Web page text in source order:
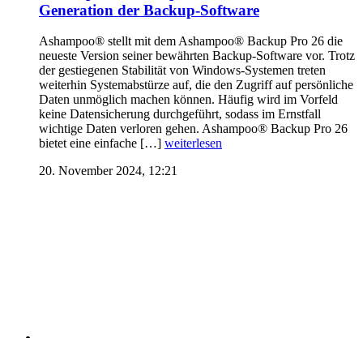
Generation der Backup-Software
Ashampoo® stellt mit dem Ashampoo® Backup Pro 26 die
neueste Version seiner bewährten Backup-Software vor. Trotz
der gestiegenen Stabilität von Windows-Systemen treten
weiterhin Systemabstürze auf, die den Zugriff auf persönliche
Daten unmöglich machen können. Häufig wird im Vorfeld
keine Datensicherung durchgeführt, sodass im Ernstfall
wichtige Daten verloren gehen. Ashampoo® Backup Pro 26
bietet eine einfache […] weiterlesen
20. November 2024, 12:21